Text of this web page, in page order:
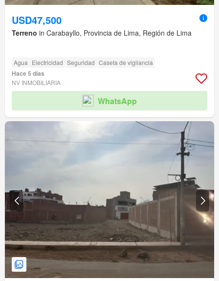
USD47,500
Terreno in Carabayllo, Provincia de Lima, Región de Lima
Agua Electricidad Seguridad Caseta de vigilancia
Hace 5 días
NV INMOBILIARIA
WhatsApp